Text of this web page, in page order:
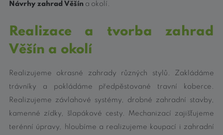
Návrhy zahrad Věšín a okolí.
Realizace a tvorba zahrad
Věšín a okolí
Realizujeme okrasné zahrady různých stylů. Zakládáme
trávníky a pokládáme předpěstované travní koberce.
Realizujeme závlahové systémy, drobné zahradní stavby,
kamenné zídky, šlapákové cesty. Mechanizací zajišťujeme
terénní úpravy, hloubíme a realizujeme koupací i zahradní